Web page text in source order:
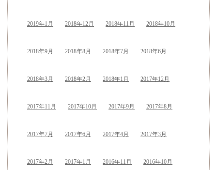
2019年1月 2018年12月 2018年11月 2018年10月
2018年9月 2018年8月 2018年7月 2018年6月
2018年3月 2018年2月 2018年1月 2017年12月
2017年11月 2017年10月 2017年9月 2017年8月
2017年7月 2017年6月 2017年4月 2017年3月
2017年2月 2017年1月 2016年11月 2016年10月